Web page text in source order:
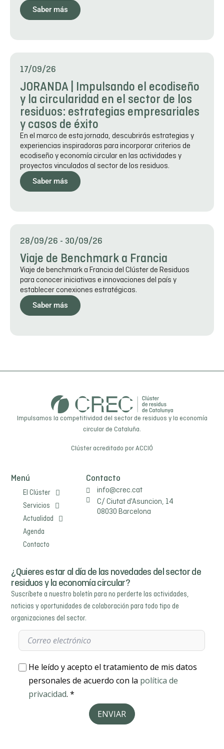
Saber más
17/09/26
JORANDA | Impulsando el ecodiseño
y la circularidad en el sector de los
residuos: estrategias empresariales
y casos de éxito
En el marco de esta jornada, descubrirás estrategias y
experiencias inspiradoras para incorporar criterios de
ecodiseño y economía circular en las actividades y
proyectos vinculados al sector de los residuos.
Saber más
28/09/26 - 30/09/26
Viaje de Benchmark a Francia
Viaje de benchmark a Francia del Clúster de Residuos
para conocer iniciativas e innovaciones del país y
establecer conexiones estratégicas.
Saber más
Impulsamos la competitividad del sector de residuos y la economía
circular de Cataluña.
Clúster acreditado porACCIÓ
Menú
El Clúster
Servicios
Actualidad
Agenda
Contacto
Contacto
info@crec.cat
C/ Ciutat d'Asuncion, 14
08030 Barcelona
¿Quieres estar al día de las novedades del sector de
residuos y la economía circular?
Suscríbete a nuestro boletín para no perderte las actividades,
noticias y oportunidades de colaboración para todo tipo de
organizaciones del sector.